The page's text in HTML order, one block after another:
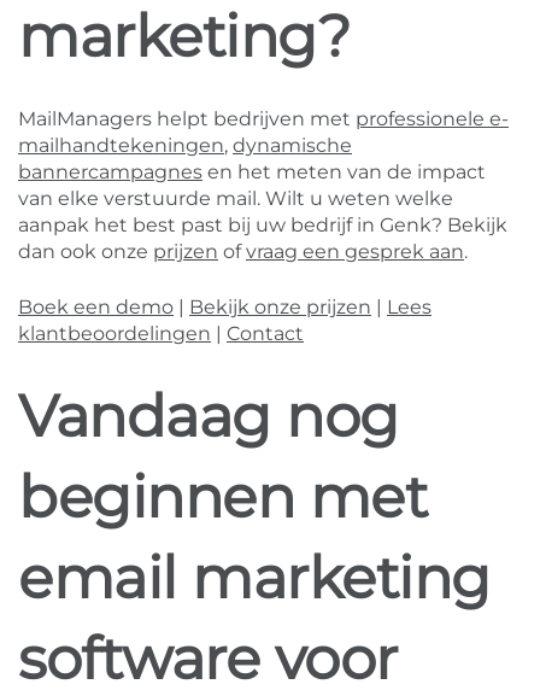
marketing?
MailManagers helpt bedrijven met professionele e-
mailhandtekeningen, dynamische
bannercampagnes en het meten van de impact
van elke verstuurde mail. Wilt u weten welke
aanpak het best past bij uw bedrijf in Genk? Bekijk
dan ook onze prijzen ofvraag een gesprek aan.
Boek een demo Bekijk onze prijzen
Lees
klantbeoordelingen
Contact
Vandaag nog
beginnen met
email marketing
software voor